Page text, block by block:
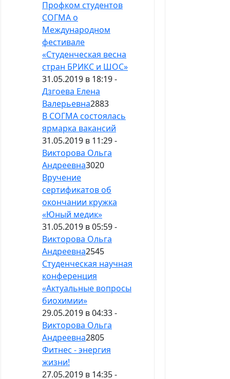
Профком студентов
СОГМА о
Международном
фестивале
«Студенческая весна
стран БРИКС и ШОС»
31.05.2019 в 18:19 -
Дзгоева Елена
Валерьевна2883
В СОГМА состоялась
ярмарка вакансий
31.05.2019 в 11:29 -
Викторова Ольга
Андреевна3020
Вручение
сертификатов об
окончании кружка
«Юный медик»
31.05.2019 в 05:59 -
Викторова Ольга
Андреевна2545
Студенческая научная
конференция
«Актуальные вопросы
биохимии»
29.05.2019 в 04:33 -
Викторова Ольга
Андреевна2805
Фитнес - энергия
жизни!
27.05.2019 в 14:35 -